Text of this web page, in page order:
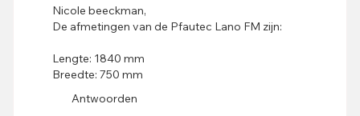
Nicole beeckman,
De afmetingen van de Pfautec Lano FM zijn:
Lengte: 1840 mm
Breedte: 750 mm
Antwoorden